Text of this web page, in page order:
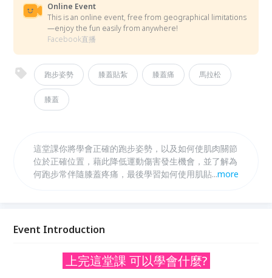
Online Event
This is an online event, free from geographical limitations
—enjoy the fun easily from anywhere!
Facebook直播
跑步姿勢 膝蓋貼紮 膝蓋痛 馬拉松
膝蓋
這堂課你將學會正確的跑步姿勢，以及如何使肌肉關節
位於正確位置，藉此降低運動傷害發生機會，並了解為
何跑步常伴隨膝蓋疼痛，最後學習如何使用肌貼貼紮達
...more
Event Introduction
上完這堂課 可以學會什麼?